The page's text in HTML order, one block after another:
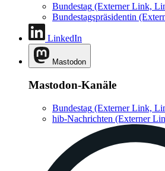
Bundestag (Externer Link,
Bundestagspräsidentin
LinkedIn
Mastodon
Mastodon-Kanäle
Bundestag (Externer Link,
hib-Nachrichten (Externer